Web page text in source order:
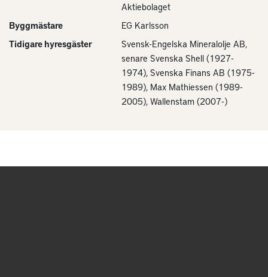
Aktiebolaget
Byggmästare
EG Karlsson
Tidigare hyresgäster
Svensk-Engelska Mineralolje AB,
senare Svenska Shell (1927-
1974), Svenska Finans AB (1975-
1989), Max Mathiessen (1989-
2005), Wallenstam (2007-)